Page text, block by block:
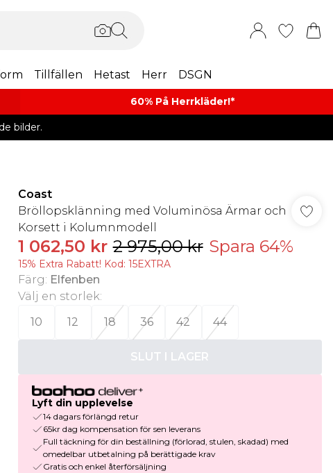
Tillfällen Hetast Herr DSGN
60% På Herrkläder!*​
bilder.
Coast
Bröllopsklänning med Voluminösa Ärmar och
Korsett i Kolumnmodell
1 062,50 kr 2 975,00 kr Spara 64%
15% Extra Rabatt! Kod: 15EXTRA
Färg: Elfenben
Välj en storlek:
10
12 18 36 42 44
SLUT I LAGER
Lyft din upplevelse
14 dagars förlängd retur
65kr dag kompensation för sen leverans
Full täckning för din beställning (förlorad, stulen, skadad) med
omedelbar utbetalning på berättigade krav
Gratis och enkel återförsäljning